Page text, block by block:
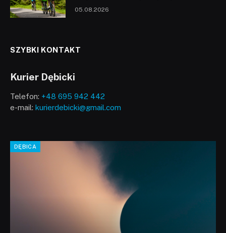
05.08.2026
SZYBKI KONTAKT
Kurier Dębicki
Telefon: +48 695 942 442
e-mail: kurierdebicki@gmail.com
DĘBICA